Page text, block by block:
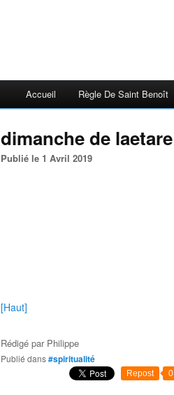
Accueil Règle De Saint Benoît
dimanche de
Publié le 1 Avril 2019
[Haut]
Rédigé par Philippe
Publié dans#spiritualité
Repost 0